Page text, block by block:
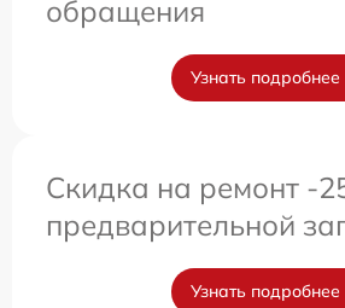
обращения
Узнать подробнее
Скидка на ремонт -
предварительной
Узнать подробнее